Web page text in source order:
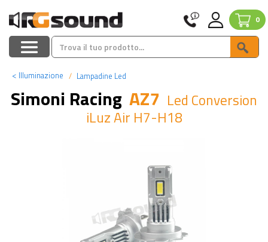
0
< Illuminazione Lampadine Led
Simoni Racing AZ7 Led Conversion
iLuz Air H7-H18